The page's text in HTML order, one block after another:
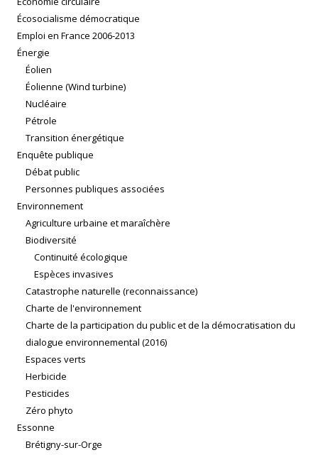
Écosocialisme démocratique
Emploi en France 2006-2013
Énergie
Éolien
Éolienne (Wind turbine)
Nucléaire
Pétrole
Transition énergétique
Enquête publique
Débat public
Personnes publiques associées
Environnement
Agriculture urbaine et maraîchère
Biodiversité
Continuité écologique
Espèces invasives
Catastrophe naturelle (reconnaissance)
Charte de l'environnement
Charte de la participation du public et de la démocratisation du
dialogue environnemental (2016)
Espaces verts
Herbicide
Pesticides
Zéro phyto
Essonne
Brétigny-sur-Orge